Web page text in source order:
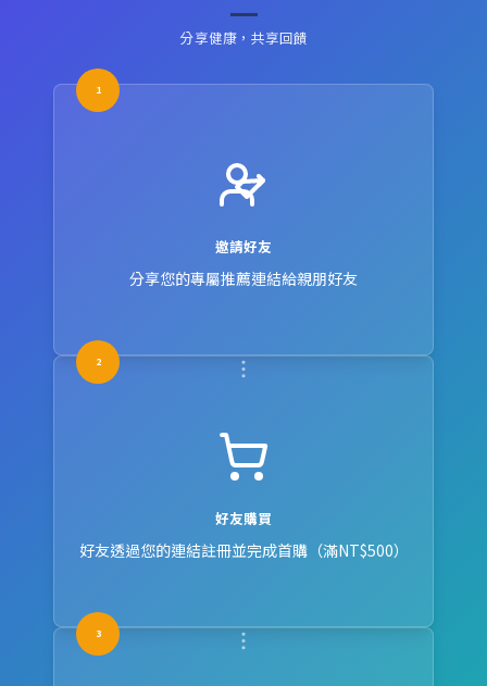
分享健康，共享回饋
1
邀請好友
分享您的專屬推薦連結給親朋好友
2
好友購買
好友透過您的連結註冊並完成首購（滿NT$500）
3